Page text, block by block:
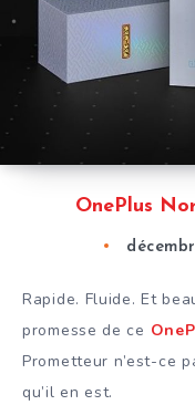
OnePlus
Rapide. Fluide. Et
promesse de ce
Prometteur n’est-ce
qu’il en est.